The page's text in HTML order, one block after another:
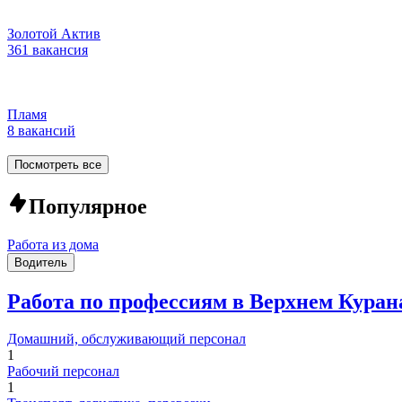
Золотой Актив
361 вакансия
Пламя
8 вакансий
Посмотреть все
Популярное
Работа из дома
Водитель
Работа по профессиям в Верхнем
Домашний, обслуживающий персонал
1
Рабочий персонал
1